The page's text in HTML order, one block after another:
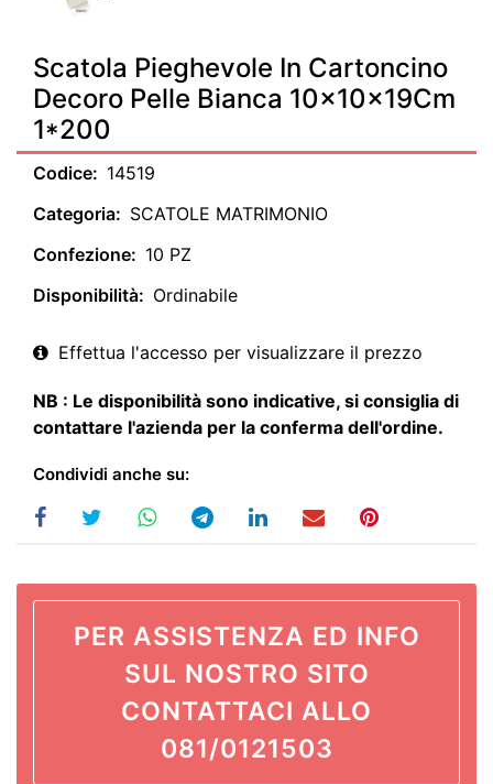
Scatola Pieghevole In Cartoncino
Decoro Pelle Bianca 10x10x19Cm
1*200
Codice: 14519
Categoria: SCATOLE MATRIMONIO
Confezione: 10 PZ
Disponibilità: Ordinabile
Effettua l'accesso per visualizzare il prezzo
NB : Le disponibilità sono indicative, si consiglia di
contattare l'azienda per la conferma dell'ordine.
Condividi anche su:
PER ASSISTENZA ED INFO
SUL NOSTRO SITO
CONTATTACI ALLO
081/0121503